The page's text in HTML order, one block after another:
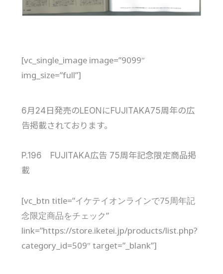
[vc_single_image image=”9099″
img_size=”full”]
6月24日発売のLEONにFUJITAKA75周年の広
告掲載されております。
P.196 FUJITAKA広告 75周年記念限定商品掲
載
[vc_btn title=”イケテイオンラインで75周年記
念限定商品をチェック”
link=”https://store.iketei.jp/products/list.php?
category_id=509″ target=”_blank”]